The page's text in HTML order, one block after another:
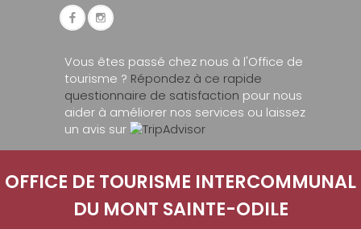
Vous êtes passé chez nous à l'Office de
tourisme ? Répondez à ce rapide
questionnaire de satisfaction pour nous
aider à améliorer nos services ou laissez
un avis sur
OFFICE DE TOURISME INTERCOMMUNAL
DU MONT SAINTE-ODILE